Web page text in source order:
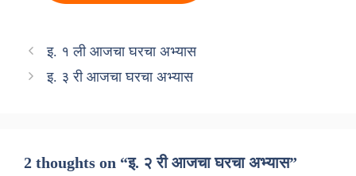
इ. १ ली आजचा घरचा अभ्यास
इ. ३ री आजचा घरचा अभ्यास
2 thoughts on “इ. २ री आजचा घरचा अभ्यास”